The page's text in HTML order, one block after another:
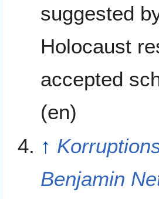
suggested
Holocaust
accepted
(en)
↑
Benjamin